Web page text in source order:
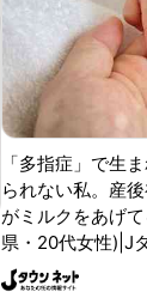
「多指症」で生
られない私。産
がミルクをあげ
県・20代女性)|J